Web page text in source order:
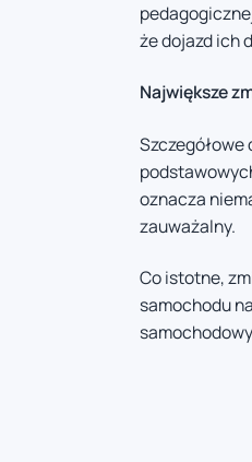
że dojazd ich
Największe
oznacza
zauważalny.
Co istotne,
samochodu